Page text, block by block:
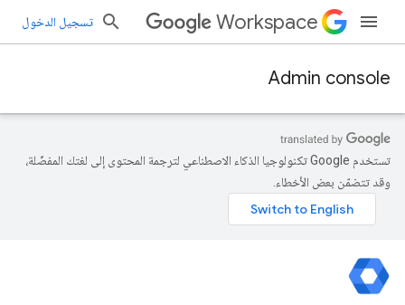
Workspace تسجيل الدخول
Admin console
تستخدم Google تكنولوجيا الذكاء الاصطناعي لترجمة المحتوى إلى لغتك المفضّلة،
وقد تتضمّن بعض الأخطاء.